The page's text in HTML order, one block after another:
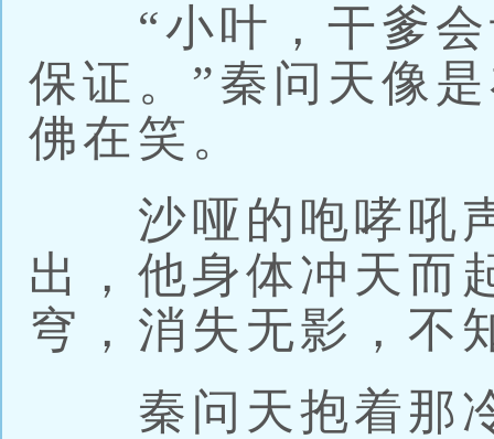
“小叶，干爹会
保证。”秦问天像
佛在笑。
沙哑的咆哮吼声
出，他身体冲天而
穹，消失无影，不
秦问天抱着那冷